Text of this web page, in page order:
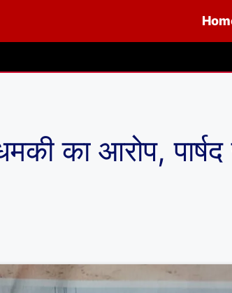
फेसबुक पर
का आरोप,